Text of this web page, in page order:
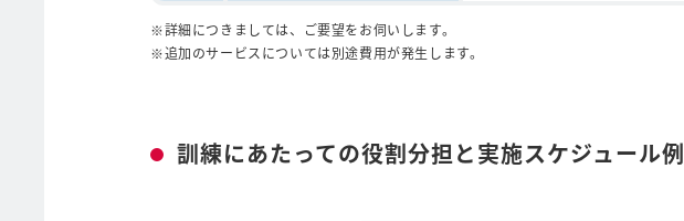
詳細につきましては、ご要望をお伺いします。
追加のサービスについては別途費用が発生します。
訓練にあたっての役割分担と実施スケジュール例